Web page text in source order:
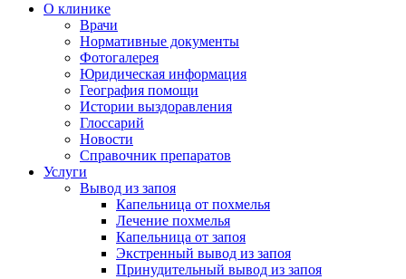
О клинике
Врачи
Нормативные документы
Фотогалерея
Юридическая информация
География помощи
Истории выздоравления
Глоссарий
Новости
Справочник препаратов
Услуги
Вывод из запоя
Капельница от похмелья
Лечение похмелья
Капельница от запоя
Экстренный вывод из запоя
Принудительный вывод из запоя